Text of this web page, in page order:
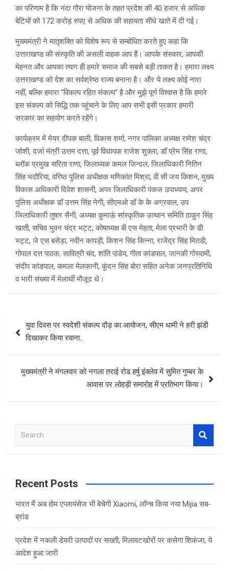
का परिणाम है कि नंदा गौरा योजना के तहत प्रदेश की 40 हजार से अधिक
बेटियों को 172 करोड़ रुपए से अधिक की सहायता सीधे खाते में दी गई।
मुख्यमंत्री ने मातृशक्ति को विशेष रूप से सम्बोधित करते हुए कहा कि
उत्तराखण्ड की संस्कृति की असली वाहक आप हैं। आपके संस्कार, आपकी
मेहनत और आपका त्याग ही हमारे समाज की सबसे बड़ी ताकत है। हमारा लक्ष्य
उत्तराखण्ड को देश का सर्वश्रेष्ठ राज्य बनाना है। और ये लक्ष्य कोई नारा
नहीं, बल्कि हमारा “विकल्प रहित संकल्प” है और मुझे पूर्ण विश्वास है कि हमारे
इस संकल्प को सिद्धि तक पहुंचाने के लिए आप सभी इसी प्रकार हमारी
सरकार का सहयोग करते रहेंगे।
कार्यक्रम में मेयर दीपक बाली, विकास शर्मा, नगर पालिका अध्यक्ष रामेश चंद्र
जोशी, दर्जा मंत्री उत्तम दत्ता, पूर्व विधायक राजेश शुक्ला, डॉ प्रेम सिंह राणा,
ब्लॉक प्रमुख सरिता राणा, जिलाध्यक कमल जिन्दल, जिलाधिकारी नितिन
सिंह भदौरिया, वरिष्ठ पुलिस अधीक्षक मणिकांत मिश्रा, वी सी जय किशन, मुख्य
विकास अधिकारी दिवेश शासनी, अपर जिलाधिकारी पंकज उपाध्याय, अपर
पुलिस अधीक्षक डॉ उत्तम सिंह नेगी, सीएमओ डॉ के के अग्रवाल, उप
जिलाधिकारी तुषार सैनी, अध्यक्ष कुमाऊं सांस्कृतिक उत्थान समिति ठाकुर सिंह
खाती, सचिव भुवन चंद्र भट्ट, कोषाध्यक्ष बी एस मेहता, मेला प्रभारी के डी
भट्ट, जे एस बसेड़ा, नवीन कापड़ी, किशन सिंह किन्ना, राजेंद्र सिंह मितडी,
गोपाल दत्त पाठक, सावित्री चंद, शांति पांडेय, गीता कांडपाल, जानकी गोस्वामी,
संदीप कांडपाल, कमला मेलकानी, कुंदन सिंह बोरा सहित अनेक जनप्रतिनिधि
व भारी संख्या में मेलार्थी मौजूद थे।
navigation
युवा दिवस पर स्वदेशी संकल्प दौड़ का आयोजन, सीएम धामी ने हरी झंडी
दिखाकर किया रवाना..
मुख्यमंत्री ने मंगलवार को नगला तराई रोड हर्षु इंक्लेव में सुमित गुम्बर के
आवास पर लोहड़ी समारोह में प्रतिभाग किया।
a
c
Recent Posts
भारत में अब होम एप्लायंसेज भी बेचेगी Xiaomi, लॉन्च किया नया Mijia सब-
ब्रांड
प्रदेश में नकली डेयरी उत्पादों पर सख्ती, मिलावटखोरों पर कसेगा शिकंजा, ये
आदेश हुआ जारी